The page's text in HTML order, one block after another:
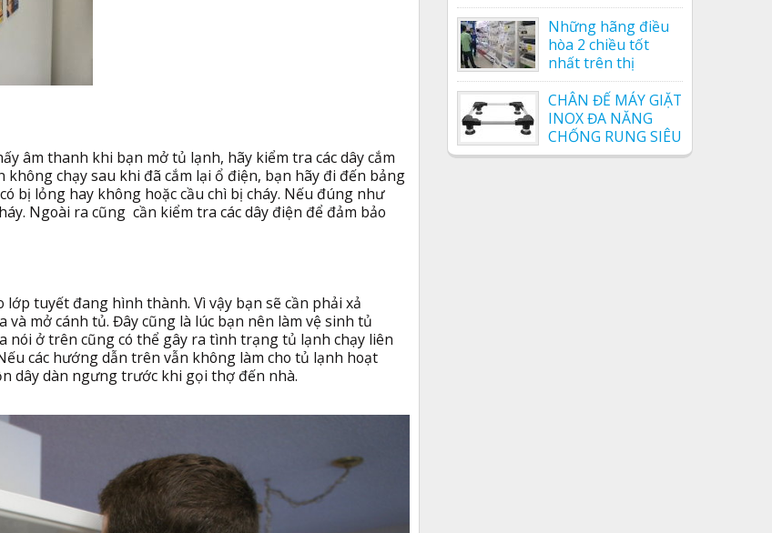
âm thanh khi bạn mở tủ lạnh, hãy kiểm tra các dây cắm
chạy sau khi đã cắm lại ổ điện, bạn hãy đi đến bảng
bị lỏng hay không hoặc cầu chì bị cháy. Nếu đúng như
Ngoài ra cũng cần kiểm tra các dây điện để đảm bảo
tuyết đang hình thành. Vì vậy bạn sẽ cần phải xả
mở cánh tủ. Đây cũng là lúc bạn nên làm vệ sinh tủ
ở trên cũng có thể gây ra tình trạng tủ lạnh chạy liên
các hướng dẫn trên vẫn không làm cho tủ lạnh hoạt
dây dàn ngưng trước khi gọi thợ đến nhà.
Những hãng điều
hòa 2 chiều tốt
nhất trên thị
trường
CHÂN ĐẾ MÁY GIẶT
INOX ĐA NĂNG
CHỐNG RUNG SIÊU
BỀN